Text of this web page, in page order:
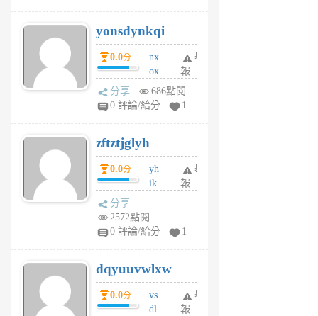
6
個
月
前
yonsdynkqi
0.0分
nx
ox
rh
pe
月
前
舉
報
分享
686點閱
0 評論/給分
1
zftztjglyh
0.0分
yh
ik
tu
6
個
月
前
舉
報
分享
2572點閱
0 評論/給分
1
dqyuuvwlxw
0.0分
vs
dl
舉
報